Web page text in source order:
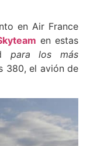
en Air France
en estas
para los más
380, el avión de